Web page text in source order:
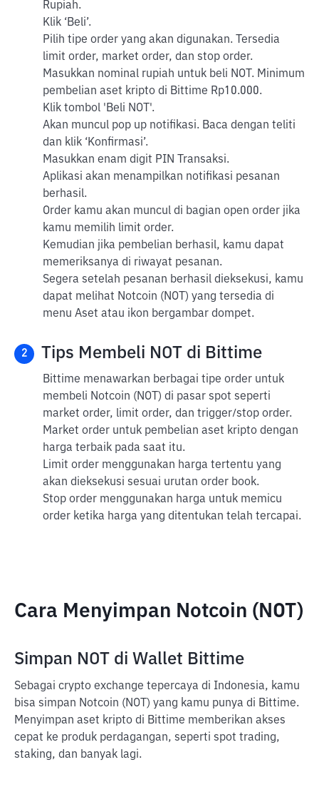
Rupiah.
Klik ‘Beli’.
Pilih tipe order yang akan digunakan. Tersedia
limit order, market order, dan stop order.
Masukkan nominal rupiah untuk beli NOT. Minimum
pembelian aset kripto di Bittime Rp10.000.
Klik tombol 'Beli NOT'.
Akan muncul pop up notifikasi. Baca dengan teliti
dan klik ‘Konfirmasi’.
Masukkan enam digit PIN Transaksi.
Aplikasi akan menampilkan notifikasi pesanan
berhasil.
Order kamu akan muncul di bagian open order jika
kamu memilih limit order.
Kemudian jika pembelian berhasil, kamu dapat
memeriksanya di riwayat pesanan.
Segera setelah pesanan berhasil dieksekusi, kamu
dapat melihat Notcoin (NOT) yang tersedia di
menu Aset atau ikon bergambar dompet.
2 Tips Membeli NOT di Bittime
Bittime menawarkan berbagai tipe order untuk
membeli Notcoin (NOT) di pasar spot seperti
market order, limit order, dan trigger/stop order.
Market order untuk pembelian aset kripto dengan
harga terbaik pada saat itu.
Limit order menggunakan harga tertentu yang
akan dieksekusi sesuai urutan order book.
Stop order menggunakan harga untuk memicu
order ketika harga yang ditentukan telah tercapai.
Cara Menyimpan Notcoin (NOT)
Simpan NOT di Wallet Bittime
Sebagai crypto exchange tepercaya di Indonesia, kamu
bisa simpan Notcoin (NOT) yang kamu punya di Bittime.
Menyimpan aset kripto di Bittime memberikan akses
cepat ke produk perdagangan, seperti spot trading,
staking, dan banyak lagi.